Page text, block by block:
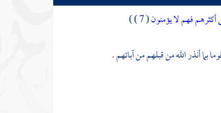
فهم لا يؤمنون( 7 ) )
بما أنذر الله من قبلهم من آبائهم .